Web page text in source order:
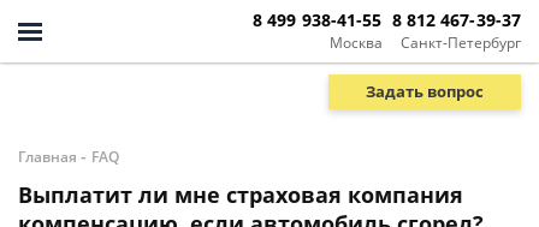
Москва
8 499 938-41-55
Санкт-Петербург
8 812 467-39-37
Задать вопрос
Главная - FAQ
Выплатит ли мне страховая компания